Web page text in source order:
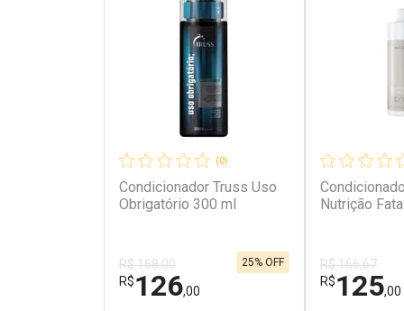
(0)
Condicionador Truss Uso
Obrigatório 300 ml
R$ 168,00
R$126,00
25% OFF
Nutrição
R$ 166,67
R$125,00